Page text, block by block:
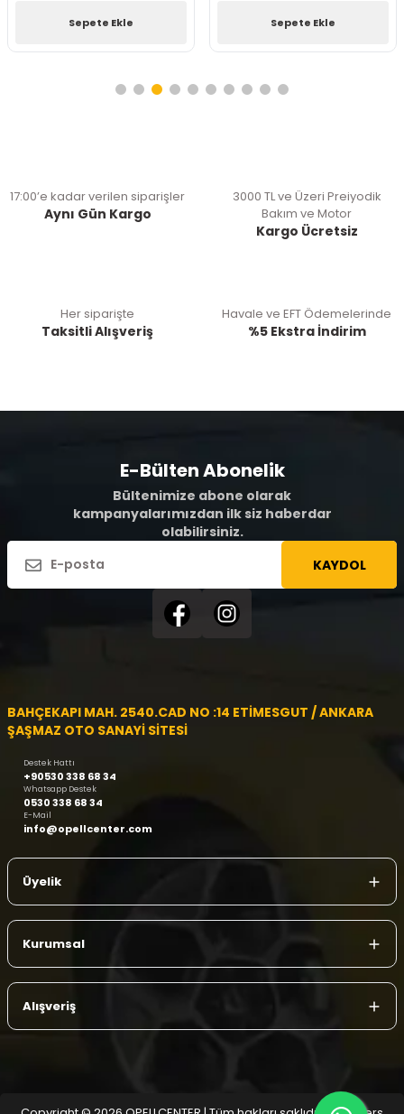
Sepete Ekle Sepete Ekle
17:00’e kadar verilen siparişler
Aynı Gün Kargo
3000 TL ve Üzeri Preiyodik
Bakım ve Motor
Kargo Ücretsiz
Her siparişte
Taksitli Alışveriş
Havale ve EFT Ödemelerinde
%5 Ekstra İndirim
E-Bülten Abonelik
Bültenimize abone olarak
kampanyalarımızdan ilk siz haberdar
olabilirsiniz.
KAYDOL
BAHÇEKAPI MAH. 2540.CAD NO :14 ETİMESGUT / ANKARA
ŞAŞMAZ OTO SANAYİ SİTESİ
Destek Hattı
+90530 338 68 34
Whatsapp Destek
0530 338 68 34
E-Mail
info@opellcenter.com
Üyelik
Kurumsal
Alışveriş